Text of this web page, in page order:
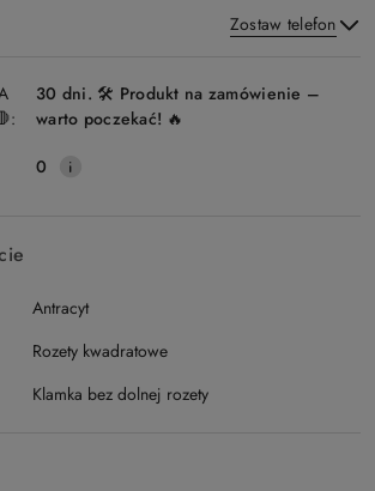
Zostaw telefon
Wyślij
30 dni. 🛠️ Produkt na zamówienie –
warto poczekać! 🔥
0
Antracyt
Rozety kwadratowe
Klamka bez dolnej rozety